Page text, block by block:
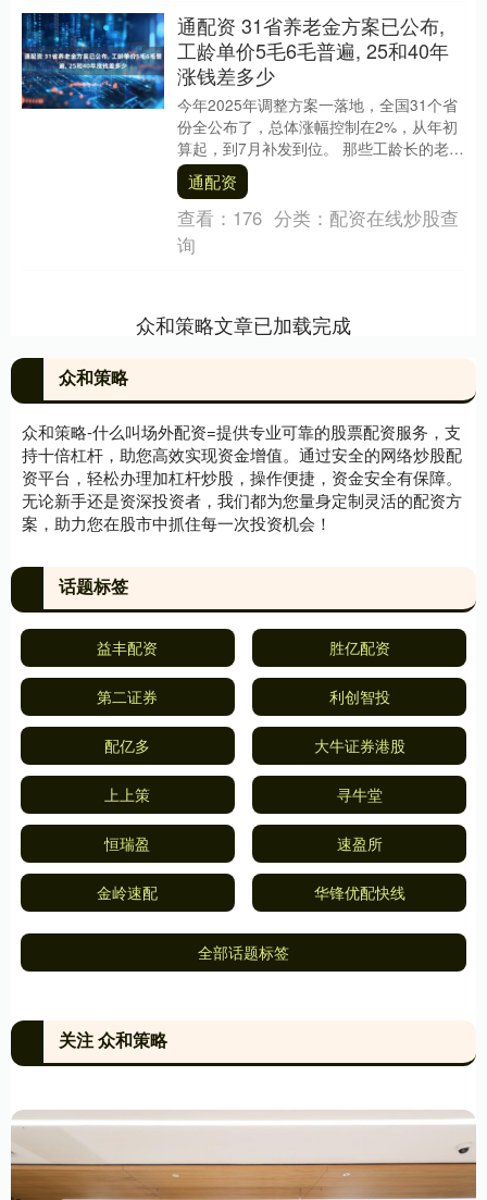
通配资 31省养老金方案已公布,
工龄单价5毛6毛普遍, 25和40年
涨钱差多少
今年2025年调整方案一落地，全国31个省
份全公布了，总体涨幅控制在2%，从年初
算起，到7月补发到位。 那些工龄长的老
人，辛辛苦苦干了几十年，现在每多一年
工龄加....
通配资
查看： 176 分类： 配资在线炒股查
询
众和策略文章已加载完成
众和策略
众和策略-什么叫场外配资=提供专业可靠的股票配资服务，支
持十倍杠杆，助您高效实现资金增值。通过安全的网络炒股配
资平台，轻松办理加杠杆炒股，操作便捷，资金安全有保障。
无论新手还是资深投资者，我们都为您量身定制灵活的配资方
案，助力您在股市中抓住每一次投资机会！
话题标签
益丰配资 胜亿配资
第二证券 利创智投
配亿多 大牛证券港股
上上策 寻牛堂
恒瑞盈 速盈所
金岭速配 华锋优配快线
全部话题标签
关注 众和策略